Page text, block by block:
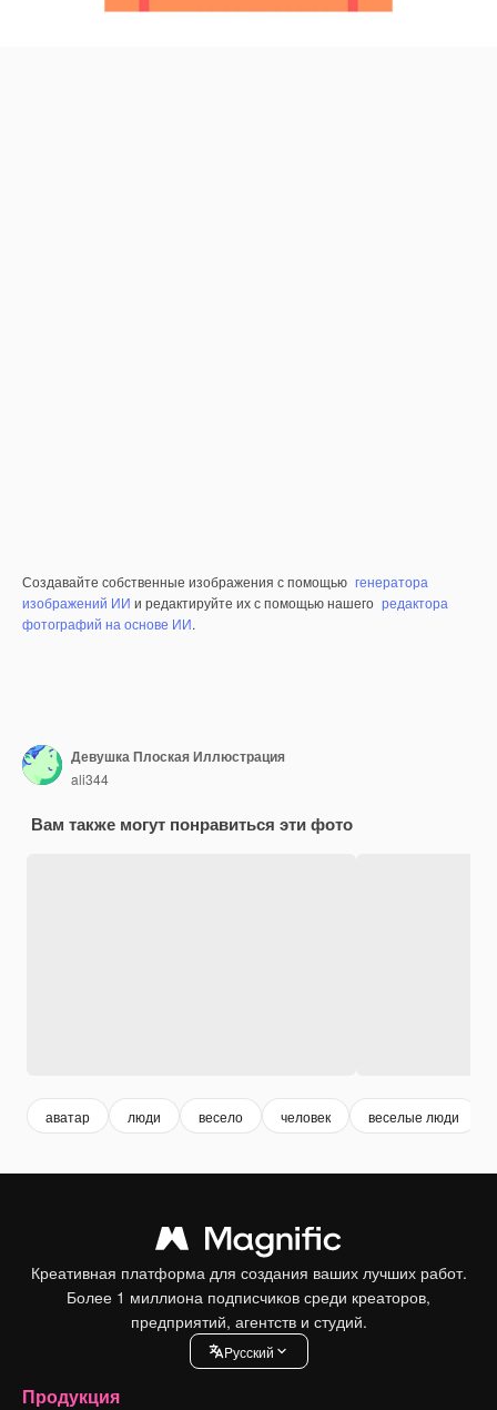
Создавайте собственные изображения с помощью генератора
изображений ИИ и редактируйте их с помощью нашего редактора
фотографий на основе ИИ.
Девушка Плоская Иллюстрация
ali344
Вам также могут понравиться эти фото
аватар люди весело человек веселые люди
Креативная платформа для создания ваших лучших работ.
Более 1 миллиона подписчиков среди креаторов,
предприятий, агентств и студий.
Pусский
Продукция